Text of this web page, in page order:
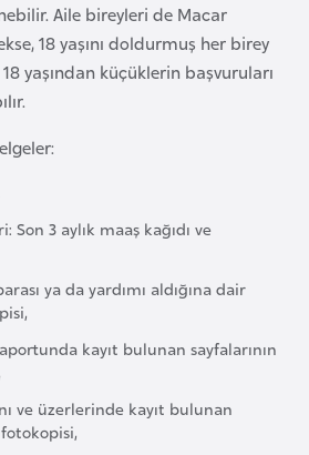
Aile bireyleri de Macar
18 yaşını doldurmuş her birey
yaşından küçüklerin başvuruları
Son 3 aylık maaş kağıdı ve
ya da yardımı aldığına dair
kayıt bulunan sayfalarının
ve üzerlerinde kayıt bulunan